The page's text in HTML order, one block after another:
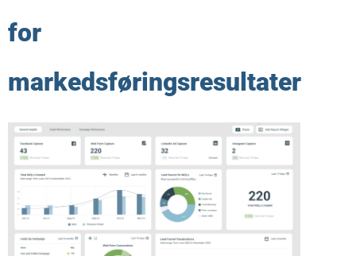
for
markedsføringsresultater